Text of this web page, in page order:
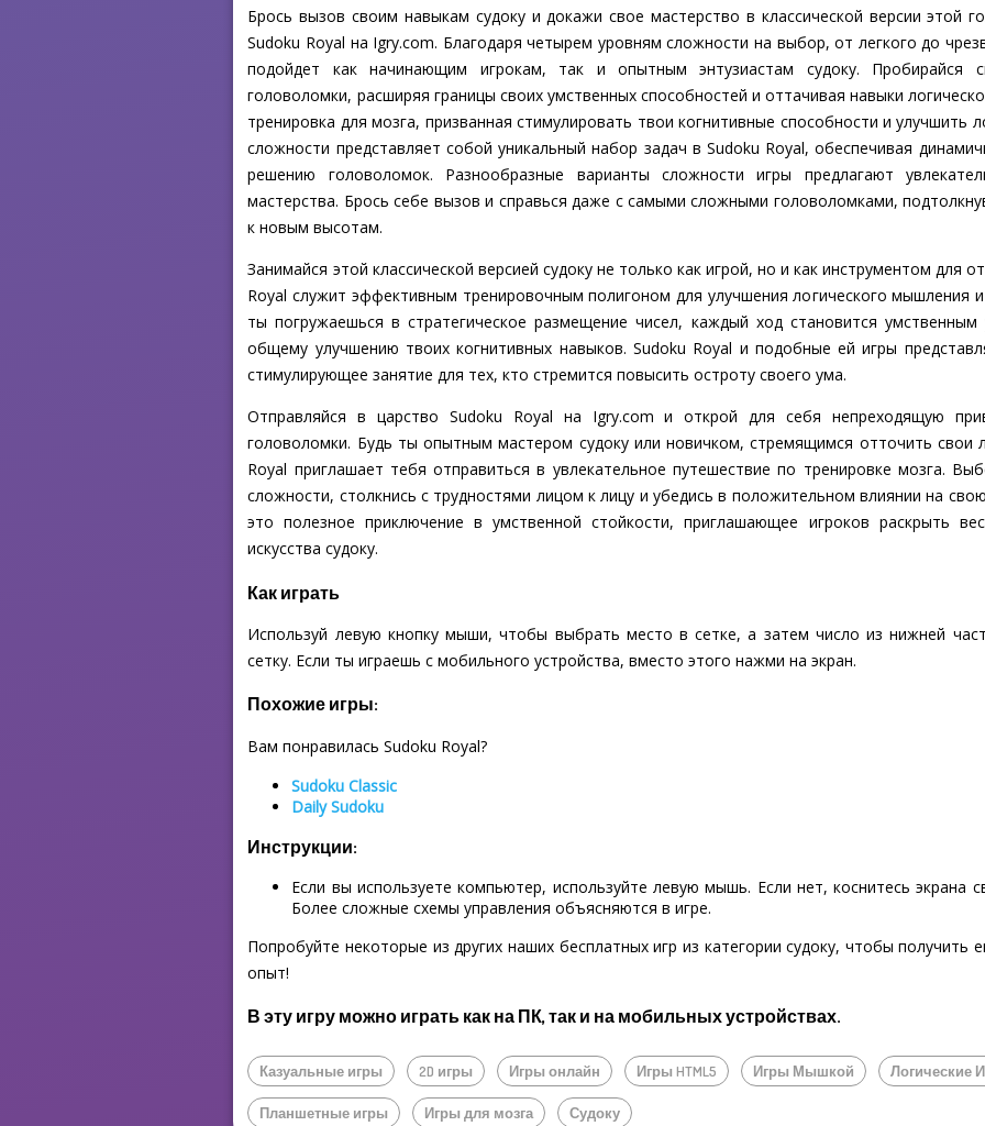
Брось вызов своим навыкам судоку и докажи свое мастерство в классической версии этой
Sudoku Royal на Igry.com. Благодаря четырем уровням сложности на выбор, от легкого до
подойдет как начинающим игрокам, так и опытным энтузиастам судоку. Пробирайся
головоломки, расширяя границы своих умственных способностей и оттачивая навыки
тренировка для мозга, призванная стимулировать твои когнитивные способности и улучшить
сложности представляет собой уникальный набор задач в Sudoku Royal, обеспечивая
решению головоломок. Разнообразные варианты сложности игры предлагают
мастерства. Брось себе вызов и справься даже с самыми сложными головоломками,
к новым высотам.
Занимайся этой классической версией судоку не только как игрой, но и как инструментом для
Royal служит эффективным тренировочным полигоном для улучшения логического мышления
ты погружаешься в стратегическое размещение чисел, каждый ход становится
общему улучшению твоих когнитивных навыков. Sudoku Royal и подобные ей игры
стимулирующее занятие для тех, кто стремится повысить остроту своего ума.
Отправляйся в царство Sudoku Royal на Igry.com и открой для себя непреходящую
головоломки. Будь ты опытным мастером судоку или новичком, стремящимся отточить свои
Royal приглашает тебя отправиться в увлекательное путешествие по тренировке мозга.
сложности, столкнись с трудностями лицом к лицу и убедись в положительном влиянии на
это полезное приключение в умственной стойкости, приглашающее игроков раскрыть
искусства судоку.
Как играть
Используй левую кнопку мыши, чтобы выбрать место в сетке, а затем число из нижней
сетку. Если ты играешь с мобильного устройства, вместо этого нажми на экран.
Похожие игры:
Вам понравилась Sudoku Royal?
Sudoku Classic
Daily Sudoku
Инструкции:
Если вы используете компьютер, используйте левую мышь. Если нет, коснитесь экрана
Более сложные схемы управления объясняются в игре.
Попробуйте некоторые из других наших бесплатных игр из категории судоку, чтобы
опыт!
В эту игру можно играть как на ПК, так и на мобильных устройствах.
Казуальные игры 2D игры Игры онлайн Игры HTML5 Игры Мышкой Логические
Планшетные игры Игры для мозга Судоку